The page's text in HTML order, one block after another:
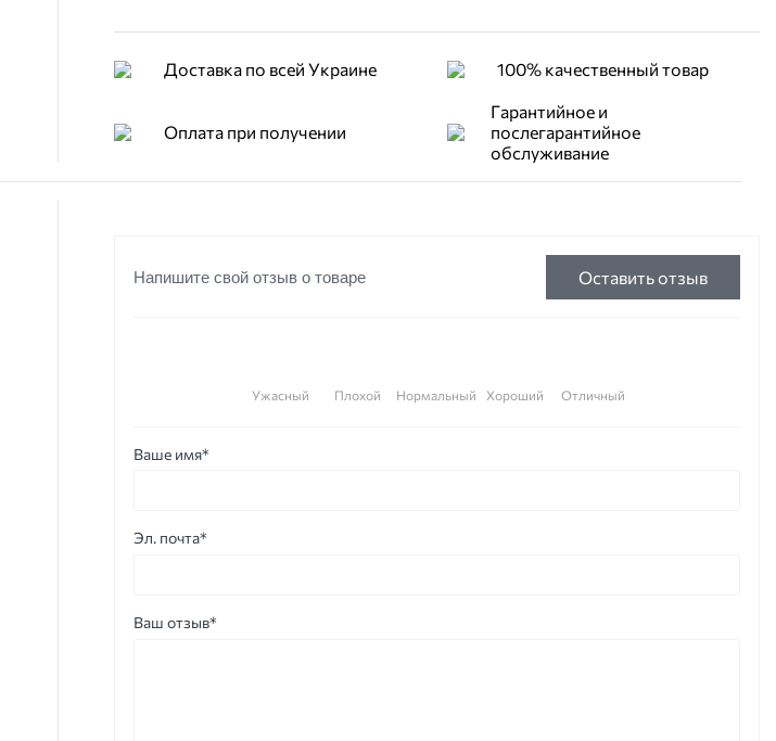
Доставка по всей Украине 100% качественный товар
Оплата при получении
Гарантийное и
послегарантийное
обслуживание
Напишите свой отзыв о товаре Оставить отзыв
Отличный
Хороший
Нормальный
Плохой
Ужасный
Ваше имя*
Эл. почта*
Ваш отзыв*